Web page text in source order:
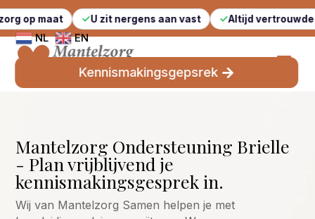
U zit nergens aan vast Altijd vertrouwde gezichten
NL EN
Kennismakingsgepsrek
Mantelzorg Ondersteuning Brielle
- Plan vrijblijvend je
kennismakingsgesprek in.
Wij van Mantelzorg Samen helpen je met